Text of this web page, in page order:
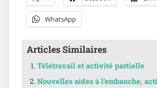
WhatsApp
Articles Similaires
Télétravail et activité partielle
Nouvelles aides à l’embauche,